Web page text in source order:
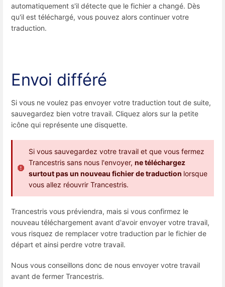
automatiquement s'il détecte que le fichier a changé. Dès
qu'il est téléchargé, vous pouvez alors continuer votre
traduction.
Envoi différé
Si vous ne voulez pas envoyer votre traduction tout de suite,
sauvegardez bien votre travail. Cliquez alors sur la petite
icône qui représente une disquette.
Si vous sauvegardez votre travail et que vous fermez
Trancestris sans nous l'envoyer, ne téléchargez
surtout pas un nouveau fichier de traduction lorsque
vous allez réouvrir Trancestris.
Trancestris vous préviendra, mais si vous confirmez le
nouveau téléchargement avant d'avoir envoyer votre travail,
vous risquez de remplacer votre traduction par le fichier de
départ et ainsi perdre votre travail.
Nous vous conseillons donc de nous envoyer votre travail
avant de fermer Trancestris.